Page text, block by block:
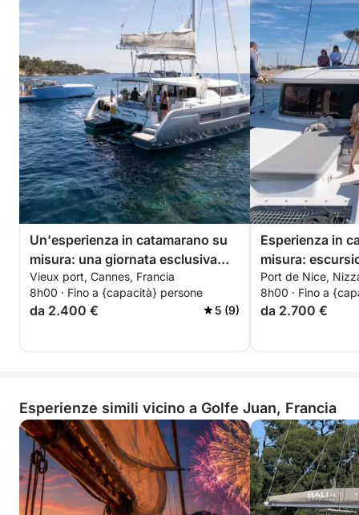
La durata può essere adattata (mezza giornata, 6
ore…) direttamente alle vostre esigenze.
Sono disponibili opzioni aggiuntive per arricchire la
vostra esperienza (bevande premium, sport
acquatici, ecc.).
Non dovete far altro che immaginare la vostra
giornata ideale… al resto pensiamo noi!
Un'esperienza in catamarano su
misura: una giornata esclusiva
nella baia di Cannes.
Vieux port, Cannes, Francia
8h00 · Fino a {capacità} persone
da 2.400 € 5 (9)
Esperienza in
misura:
un giorno da
Port de Nice,
8h00 · Fino a
da 2.700 €
Esperienze simili vicino a Golfe Juan, Francia